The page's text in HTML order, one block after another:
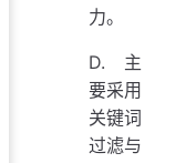
力。
D. 主
要采用
关键词
过滤与